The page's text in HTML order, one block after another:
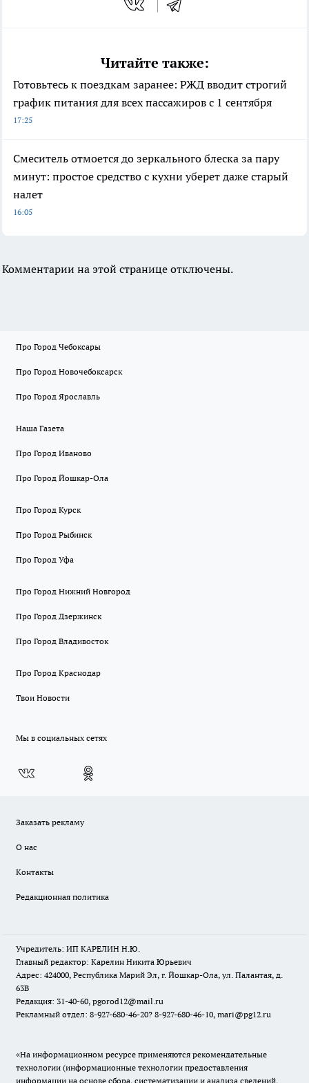
Читайте также:
Готовьтесь к поездкам заранее: РЖД вводит строгий
график питания для всех пассажиров с 1 сентября
17:25
Смеситель отмоется до зеркального блеска за пару
минут: простое средство с кухни уберет даже старый
налет
16:05
Комментарии на этой странице отключены.
Про Город Чебоксары
Про Город Новочебоксарск
Про Город Ярославль
Наша Газета
Про Город Иваново
Про Город Йошкар-Ола
Про Город Курск
Про Город Рыбинск
Про Город Уфа
Про Город Нижний Новгород
Про Город Дзержинск
Про Город Владивосток
Про Город Краснодар
Твои Новости
Мы в социальных сетях
Заказать рекламу
О нас
Контакты
Редакционная политика
Учредитель: ИП КАРЕЛИН Н.Ю.
Главный редактор: Карелин Никита Юрьевич
Адрес: 424000, Республика Марий Эл, г. Йошкар-Ола, ул. Палантая, д.
63В
Редакция: 31-40-60, pgorod12@mail.ru
Рекламный отдел: 8-927-680-46-20? 8-927-680-46-10, mari@pg12.ru
«На информационном ресурсе применяются рекомендательные
технологии (информационные технологии предоставления
информации на основе сбора, систематизации и анализа сведений,